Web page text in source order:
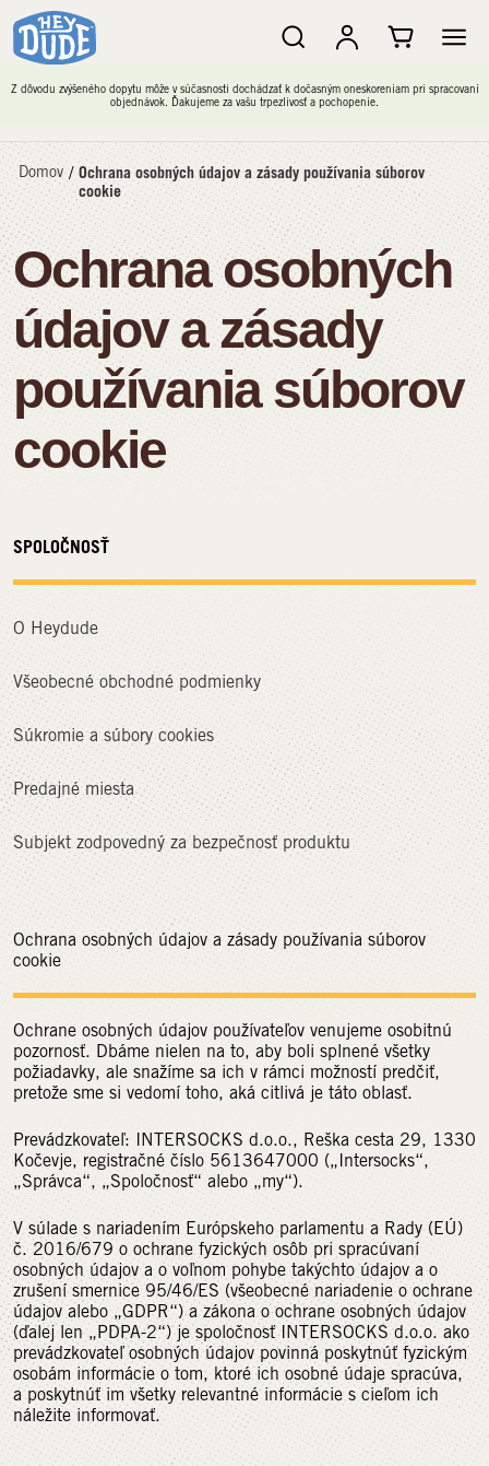
Z dôvodu zvýšeného dopytu môže v súčasnosti dochádzať k dočasným oneskoreniam pri spracovaní
objednávok. Ďakujeme za vašu trpezlivosť a pochopenie.
Domov / Ochrana osobných údajov a zásady používania súborov
cookie
Ochrana osobných
údajov a zásady
používania súborov
cookie
SPOLOČNOSŤ
O Heydude
Všeobecné obchodné podmienky
Súkromie a súbory cookies
Predajné miesta
Subjekt zodpovedný za bezpečnosť produktu
Ochrana osobných údajov a zásady používania súborov
cookie
Ochrane osobných údajov používateľov venujeme osobitnú
pozornosť. Dbáme nielen na to, aby boli splnené všetky
požiadavky, ale snažíme sa ich v rámci možností predčiť,
pretože sme si vedomí toho, aká citlivá je táto oblasť.
Prevádzkovateľ: INTERSOCKS d.o.o., Reška cesta 29, 1330
Kočevje, registračné číslo 5613647000 („Intersocks“,
„Správca“, „Spoločnosť“ alebo „my“).
V súlade s nariadením Európskeho parlamentu a Rady (EÚ)
č. 2016/679 o ochrane fyzických osôb pri spracúvaní
osobných údajov a o voľnom pohybe takýchto údajov a o
zrušení smernice 95/46/ES (všeobecné nariadenie o ochrane
údajov alebo „GDPR“) a zákona o ochrane osobných údajov
(ďalej len „PDPA-2“) je spoločnosť INTERSOCKS d.o.o. ako
prevádzkovateľ osobných údajov povinná poskytnúť fyzickým
osobám informácie o tom, ktoré ich osobné údaje spracúva,
a poskytnúť im všetky relevantné informácie s cieľom ich
náležite informovať.